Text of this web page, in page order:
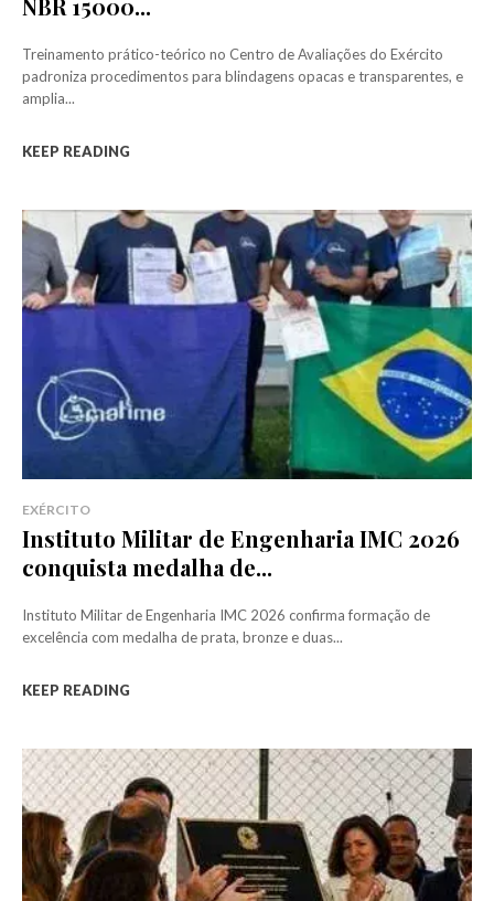
Treinamento prático-teórico no Centro de Avaliações do Exército
padroniza procedimentos para blindagens opacas e transparentes, e
amplia...
KEEP READING
EXÉRCITO
Instituto Militar de Engenharia IMC 2026
conquista medalha de...
Instituto Militar de Engenharia IMC 2026 confirma formação de
excelência com medalha de prata, bronze e duas...
KEEP READING